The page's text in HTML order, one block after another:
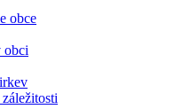
obce
obci